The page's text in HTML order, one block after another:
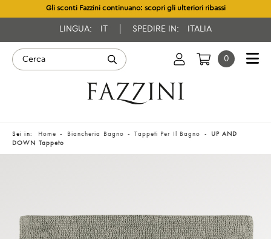
Gli sconti Fazzini continuano: scopri gli ulteriori ribassi
LINGUA: SPEDIRE IN: ITALIA
0
Sei in: Home Biancheria Bagno Tappeti Per Il Bagno
UP AND
DOWN Tappeto